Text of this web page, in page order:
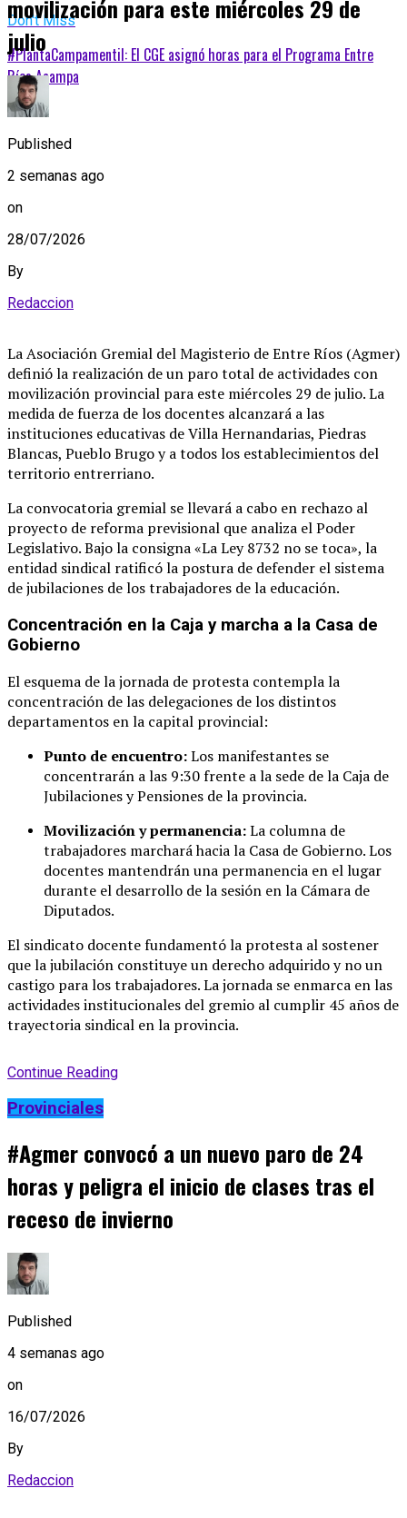
Don't Miss
#PlantaCampamentil: El CGE asignó horas para el Programa Entre
Ríos Acampa
movilización para este miércoles 29 de
julio
Published
2 semanas ago
on
28/07/2026
By
Redaccion
La Asociación Gremial del Magisterio de Entre Ríos (Agmer)
definió la realización de un paro total de actividades con
movilización provincial para este miércoles 29 de julio. La
medida de fuerza de los docentes alcanzará a las
instituciones educativas de Villa Hernandarias, Piedras
Blancas, Pueblo Brugo y a todos los establecimientos del
territorio entrerriano.
La convocatoria gremial se llevará a cabo en rechazo al
proyecto de reforma previsional que analiza el Poder
Legislativo. Bajo la consigna «La Ley 8732 no se toca», la
entidad sindical ratificó la postura de defender el sistema
de jubilaciones de los trabajadores de la educación.
Concentración en la Caja y marcha a la Casa de
Gobierno
El esquema de la jornada de protesta contempla la
concentración de las delegaciones de los distintos
departamentos en la capital provincial:
Punto de encuentro:Los manifestantes se
concentrarán a las 9:30 frente a la sede de la Caja de
Jubilaciones y Pensiones de la provincia.
Movilización y permanencia:La columna de
trabajadores marchará hacia la Casa de Gobierno. Los
docentes mantendrán una permanencia en el lugar
durante el desarrollo de la sesión en la Cámara de
Diputados.
El sindicato docente fundamentó la protesta al sostener
que la jubilación constituye un derecho adquirido y no un
castigo para los trabajadores. La jornada se enmarca en las
actividades institucionales del gremio al cumplir 45 años de
trayectoria sindical en la provincia.
Continue Reading
Provinciales
#Agmer convocó a un nuevo paro de 24
horas y peligra el inicio de clases tras el
receso de invierno
Published
4 semanas ago
on
16/07/2026
By
Redaccion